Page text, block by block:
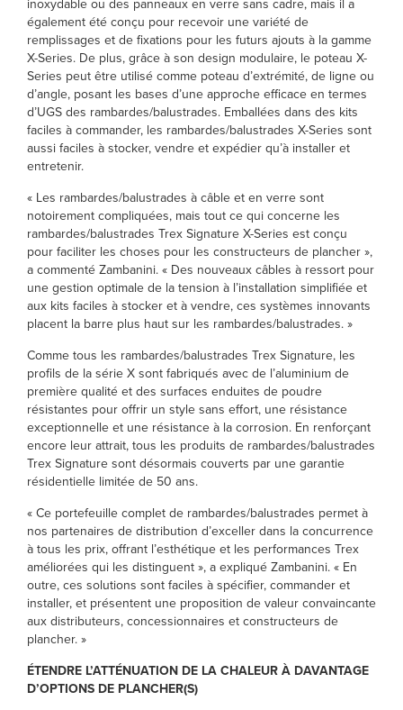
inoxydable ou des panneaux en verre sans cadre, mais il a
également été conçu pour recevoir une variété de
remplissages et de fixations pour les futurs ajouts à la gamme
X-Series. De plus, grâce à son design modulaire, le poteau X-
Series peut être utilisé comme poteau d’extrémité, de ligne ou
d’angle, posant les bases d’une approche efficace en termes
d’UGS des rambardes/balustrades. Emballées dans des kits
faciles à commander, les rambardes/balustrades X-Series sont
aussi faciles à stocker, vendre et expédier qu’à installer et
entretenir.
« Les rambardes/balustrades à câble et en verre sont
notoirement compliquées, mais tout ce qui concerne les
rambardes/balustrades Trex Signature X-Series est conçu
pour faciliter les choses pour les constructeurs de plancher »,
a commenté Zambanini. « Des nouveaux câbles à ressort pour
une gestion optimale de la tension à l’installation simplifiée et
aux kits faciles à stocker et à vendre, ces systèmes innovants
placent la barre plus haut sur les rambardes/balustrades. »
Comme tous les rambardes/balustrades Trex Signature, les
profils de la série X sont fabriqués avec de l’aluminium de
première qualité et des surfaces enduites de poudre
résistantes pour offrir un style sans effort, une résistance
exceptionnelle et une résistance à la corrosion. En renforçant
encore leur attrait, tous les produits de rambardes/balustrades
Trex Signature sont désormais couverts par une garantie
résidentielle limitée de 50 ans.
« Ce portefeuille complet de rambardes/balustrades permet à
nos partenaires de distribution d’exceller dans la concurrence
à tous les prix, offrant l’esthétique et les performances Trex
améliorées qui les distinguent », a expliqué Zambanini. « En
outre, ces solutions sont faciles à spécifier, commander et
installer, et présentent une proposition de valeur convaincante
aux distributeurs, concessionnaires et constructeurs de
plancher. »
ÉTENDRE L’ATTÉNUATION DE LA CHALEUR À DAVANTAGE
D’OPTIONS DE PLANCHER(S)